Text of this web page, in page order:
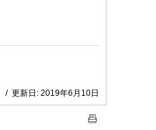
/ 更新日: 2019年6月10日